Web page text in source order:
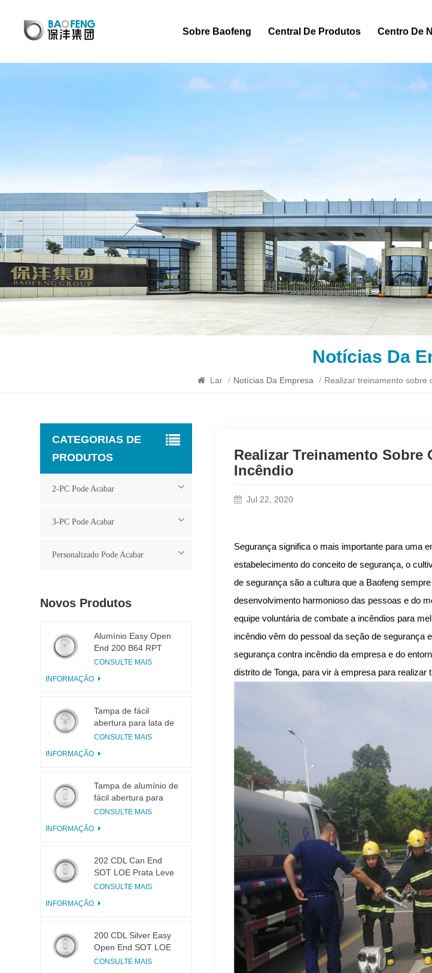
Sobre Baofeng Central De Produtos Centro De
Notícias Da
Lar / Notícias Da Empresa / Realizar treinamento sobre
Realizar Treinamento Sobre
Incêndio
Jul 22, 2020
Segurança significa o mais importante para uma
estabelecimento do conceito de segurança, o
de segurança são a cultura que a Baofeng
desenvolvimento harmonioso das pessoas e do
equipe voluntária de combate a incêndios para
incêndio vêm do pessoal da seção de segurança
segurança contra incêndio da empresa e do
distrito de Tonga, para vir à empresa para
CATEGORIAS DE
PRODUTOS
2-PC Pode Acabar
3-PC Pode Acabar
Personalizado Pode Acabar
Novos Produtos
Alumínio Easy Open
End 200 B64 RPT
LOE
CONSULTE MAIS
INFORMAÇÃO
Tampa de fácil
abertura para lata de
bebidas 200 B64 RPT
CONSULTE MAIS
INFORMAÇÃO
Tampa de alumínio de
fácil abertura para
latas 200 B64 SOT
CONSULTE MAIS
INFORMAÇÃO
202 CDL Can End
SOT LOE Prata Leve
EOE
CONSULTE MAIS
INFORMAÇÃO
200 CDL Silver Easy
Open End SOT LOE
Epóxi
CONSULTE MAIS